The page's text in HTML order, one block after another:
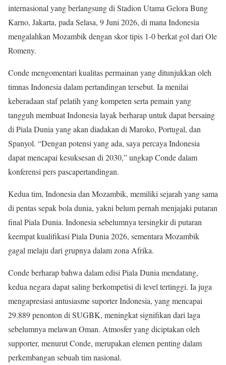
internasional yang berlangsung di Stadion Utama Gelora Bung
Karno, Jakarta, pada Selasa, 9 Juni 2026, di mana Indonesia
mengalahkan Mozambik dengan skor tipis 1-0 berkat gol dari Ole
Romeny.
Conde mengomentari kualitas permainan yang ditunjukkan oleh
timnas Indonesia dalam pertandingan tersebut. Ia menilai
keberadaan staf pelatih yang kompeten serta pemain yang
tangguh membuat Indonesia layak berharap untuk dapat bersaing
di Piala Dunia yang akan diadakan di Maroko, Portugal, dan
Spanyol. “Dengan potensi yang ada, saya percaya Indonesia
dapat mencapai kesuksesan di 2030,” ungkap Conde dalam
konferensi pers pascapertandingan.
Kedua tim, Indonesia dan Mozambik, memiliki sejarah yang sama
di pentas sepak bola dunia, yakni belum pernah menjajaki putaran
final Piala Dunia. Indonesia sebelumnya tersingkir di putaran
keempat kualifikasi Piala Dunia 2026, sementara Mozambik
gagal melaju dari grupnya dalam zona Afrika.
Conde berharap bahwa dalam edisi Piala Dunia mendatang,
kedua negara dapat saling berkompetisi di level tertinggi. Ia juga
mengapresiasi antusiasme suporter Indonesia, yang mencapai
29.889 penonton di SUGBK, meningkat signifikan dari laga
sebelumnya melawan Oman. Atmosfer yang diciptakan oleh
supporter, menurut Conde, merupakan elemen penting dalam
perkembangan sebuah tim nasional.